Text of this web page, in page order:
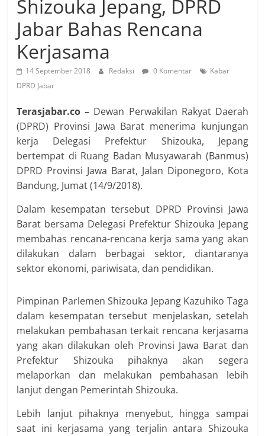
Shizouka Jepang, DPRD
Jabar Bahas Rencana
Kerjasama
14 September 2018 Redaksi 0 Komentar
Kabar
DPRD Jabar
Terasjabar.co – Dewan Perwakilan Rakyat Daerah
(DPRD) Provinsi Jawa Barat menerima kunjungan
kerja Delegasi Prefektur Shizouka, Jepang
bertempat di Ruang Badan Musyawarah (Banmus)
DPRD Provinsi Jawa Barat, Jalan Diponegoro, Kota
Bandung, Jumat (14/9/2018).
Dalam kesempatan tersebut DPRD Provinsi Jawa
Barat bersama Delegasi Prefektur Shizouka Jepang
membahas rencana-rencana kerja sama yang akan
dilakukan dalam berbagai sektor, diantaranya
sektor ekonomi, pariwisata, dan pendidikan.
Pimpinan Parlemen Shizouka Jepang Kazuhiko Taga
dalam kesempatan tersebut menjelaskan, setelah
melakukan pembahasan terkait rencana kerjasama
yang akan dilakukan oleh Provinsi Jawa Barat dan
Prefektur Shizouka pihaknya akan segera
melaporkan dan melakukan pembahasan lebih
lanjut dengan Pemerintah Shizouka.
Lebih lanjut pihaknya menyebut, hingga sampai
saat ini kerjasama yang terjalin antara Shizouka